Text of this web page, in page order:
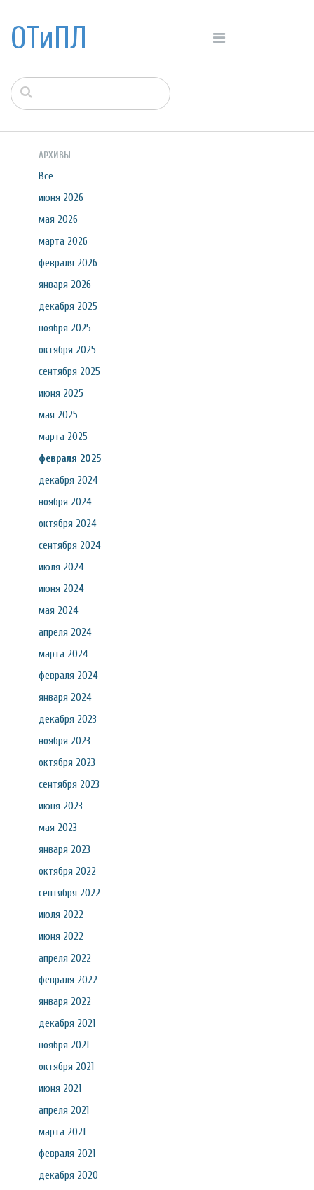
ОТиПЛ
АРХИВЫ
Все
июня 2026
мая 2026
марта 2026
февраля 2026
января 2026
декабря 2025
ноября 2025
октября 2025
сентября 2025
июня 2025
мая 2025
марта 2025
февраля 2025
декабря 2024
ноября 2024
октября 2024
сентября 2024
июля 2024
июня 2024
мая 2024
апреля 2024
марта 2024
февраля 2024
января 2024
декабря 2023
ноября 2023
октября 2023
сентября 2023
июня 2023
мая 2023
января 2023
октября 2022
сентября 2022
июля 2022
июня 2022
апреля 2022
февраля 2022
января 2022
декабря 2021
ноября 2021
октября 2021
июня 2021
апреля 2021
марта 2021
февраля 2021
декабря 2020